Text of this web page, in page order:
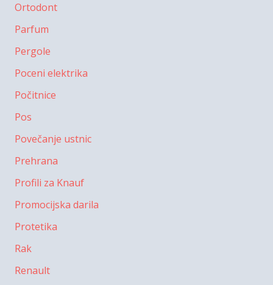
Ortodont
Parfum
Pergole
Poceni elektrika
Počitnice
Pos
Povečanje ustnic
Prehrana
Profili za Knauf
Promocijska darila
Protetika
Rak
Renault